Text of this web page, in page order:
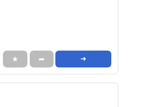
★ ➦ ➜